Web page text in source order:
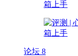
论坛 8